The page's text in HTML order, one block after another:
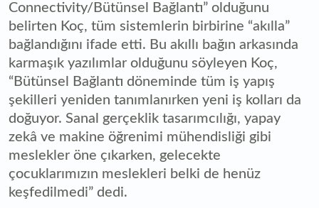
Connectivity/Bütünsel Bağlantı” olduğunu
belirten Koç, tüm sistemlerin birbirine “akılla”
bağlandığını ifade etti. Bu akıllı bağın arkasında
karmaşık yazılımlar olduğunu söyleyen Koç,
“Bütünsel Bağlantı döneminde tüm iş yapış
şekilleri yeniden tanımlanırken yeni iş kolları da
doğuyor. Sanal gerçeklik tasarımcılığı, yapay
zekâ ve makine öğrenimi mühendisliği gibi
meslekler öne çıkarken, gelecekte
çocuklarımızın meslekleri belki de henüz
keşfedilmedi” dedi.